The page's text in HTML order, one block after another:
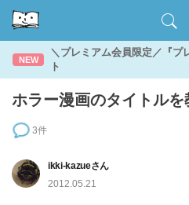
NEW
＼プレミアム会員限定／『プ
ト
ホラー漫画のタイトルを
3件
ikki-kazueさん
2012.05.21